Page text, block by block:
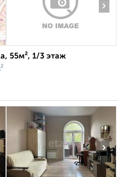
›
55м², 1/3 этаж
›